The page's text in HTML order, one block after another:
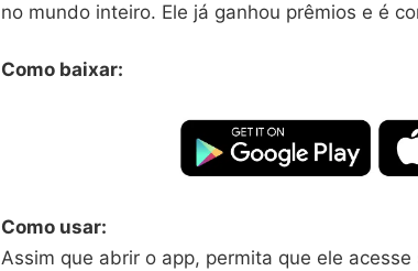
no mundo inteiro. Ele já ganhou prêmios e é
Como baixar:
Como usar:
Assim que abrir o app, permita que ele